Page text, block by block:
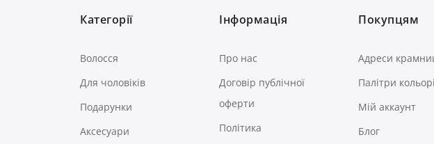
Категорії
Волосся
Для чоловіків
Подарунки
Аксесуари
Інформація
Про нас
Договір публічної
оферти
Політика
Покупцям
Адреси
Палітри
Мій аккаунт
Блог